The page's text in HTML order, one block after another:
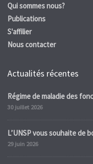
Qui sommes nous?
Publications
S'affilier
Nous contacter
Actualités récentes
Régime de maladie des
30 juillet 2026
L’UNSP vous souhaite de
29 juin 2026